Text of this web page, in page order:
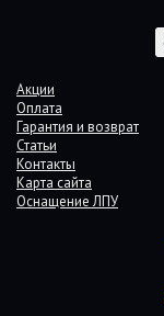
Акции
Оплата
Гарантия и возврат
Статьи
Контакты
Карта сайта
Оснащение ЛПУ